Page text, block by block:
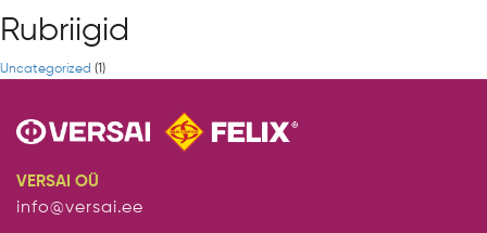
Rubriigid
Uncategorized (1)
VERSAI OÜ
info@versai.ee